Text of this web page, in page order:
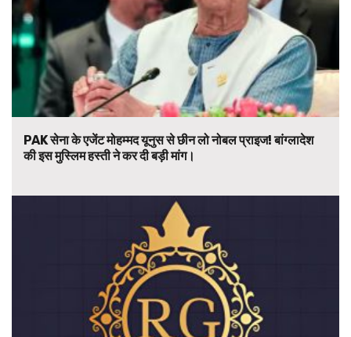
PAK सेना के एजेंट मोहम्मद यूनुस से छीन लो नोबल प्राइज! बांग्लादेश
की इस मुस्लिम हस्ती ने कर दी बड़ी मांग।